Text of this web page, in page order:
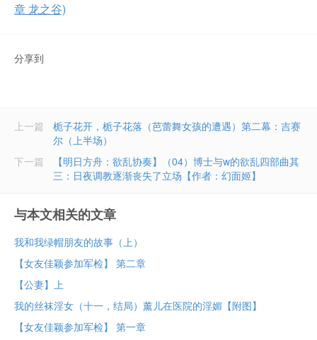
章 龙之谷)
分享到
上一篇
栀子花开，栀子花落（芭蕾舞女孩的遭遇）第二幕：吉赛
尔（上半场）
【明日方舟：欲乱协奏】（04）博士与w的欲乱四部曲其
三：日夜调教逐渐丧失了立场【作者：幻面姬】
下一篇
与本文相关的文章
我和我绿帽朋友的故事（上）
【女友佳颖参加军检】 第二章
【公妻】上
我的丝袜淫女（十一，结局）薰儿在医院的淫媚【附图】
【女友佳颖参加军检】 第一章